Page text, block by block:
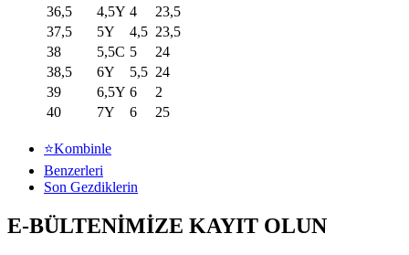
36,5
4,5Y 4
23,5
37,5
5Y 4,5 23,5
38
5,5C 5
24
38,5
6Y 5,5 24
39
6,5Y 6
2
40
7Y 6 25
⭐Kombinle
Benzerleri
Son Gezdiklerin
E-BÜLTENİMİZE KAYIT OLUN